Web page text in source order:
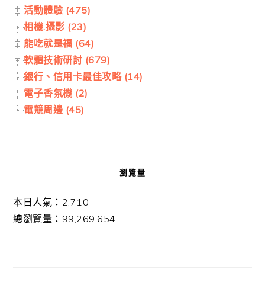
活動體驗 (475)
相機.攝影 (23)
能吃就是福 (64)
軟體技術研討 (679)
銀行、信用卡最佳攻略 (14)
電子香氛機 (2)
電競周邊 (45)
瀏覽量
本日人氣：2,710
總瀏覽量：99,269,654